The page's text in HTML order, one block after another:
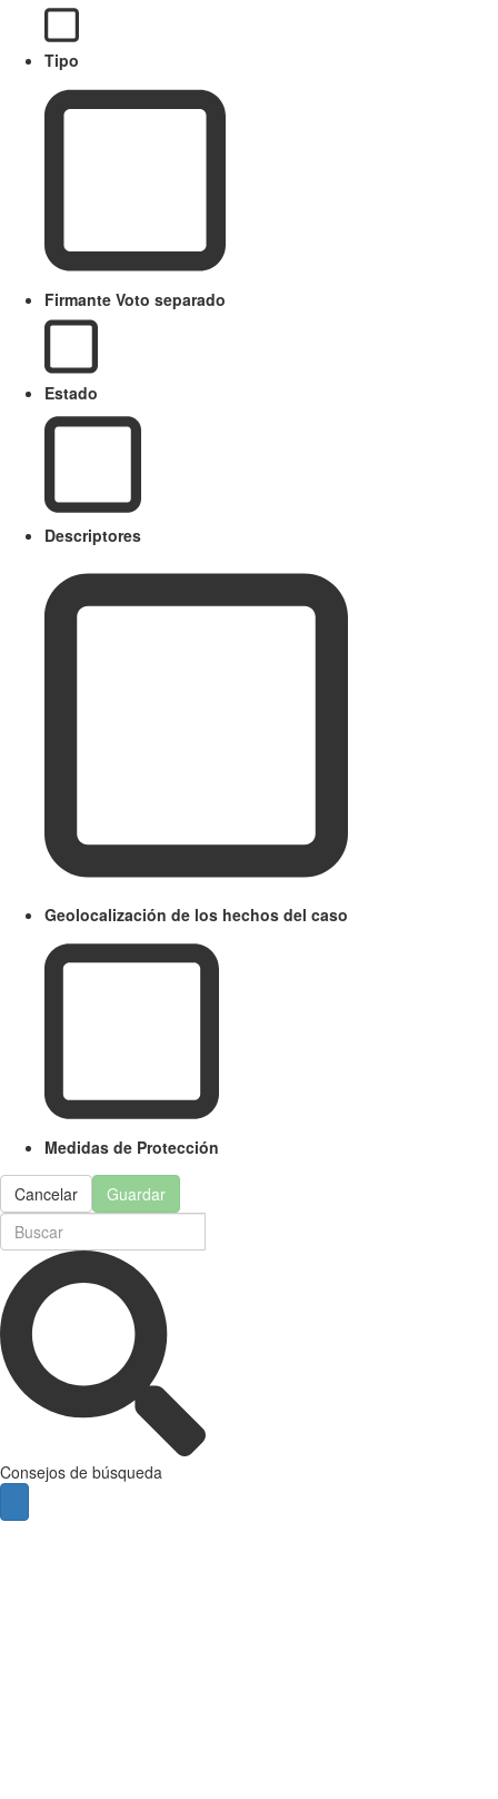
Tipo
Firmante Voto separado
Estado
Descriptores
Geolocalización de los hechos del caso
Medidas de Protección
Cancelar Guardar
Consejos de búsqueda